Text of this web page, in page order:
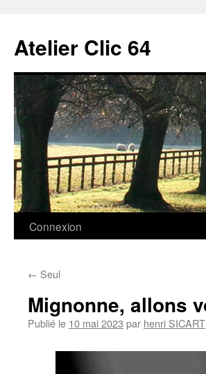
contenu
Atelier Clic 64
Connexion
← Seul
Mignonne, allons
Publié le 10 mai 2023 par henri SICART